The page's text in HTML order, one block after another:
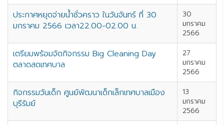
ประกาศหยุดจ่ายน้ำชั่วคราว ในวันจันทร์ ที่ 30
มกราคม 2566 เวลา22.00-02.00 น.
30
มกราคม
2566
เตรียมพร้อมจัดกิจกรรม Big Cleaning Day
ตลาดสดเทศบาล
27
มกราคม
2566
กิจกรรมวันเด็ก ศูนย์พัฒนาเด็กเล็กเทศบาลเมือง
บุรีรัมย์
13
มกราคม
2566